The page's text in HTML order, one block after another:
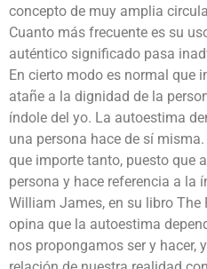
concepto de muy amplia
Cuanto más frecuente es su
auténtico significado pasa
En cierto modo es normal que
atañe a la dignidad de la
índole del yo. La autoestima
una persona hace de sí
que importe tanto, puesto que
persona y hace referencia a la
William James, en su libro The
opina que la autoestima
nos propongamos ser y hacer,